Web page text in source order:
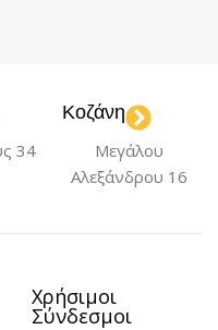
ΜΟΝΤΈΛΟ
34
Κοζάνη
Μεγάλου
Αλεξάνδρου 16
Χρήσιμοι
Σύνδεσμοι